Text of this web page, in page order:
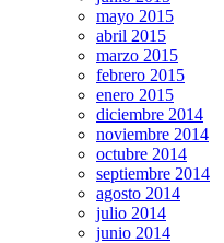
mayo 2015
abril 2015
marzo 2015
febrero 2015
enero 2015
diciembre 2014
noviembre 2014
octubre 2014
septiembre 2014
agosto 2014
julio 2014
junio 2014